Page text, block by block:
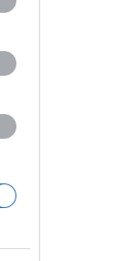
(Tomac)
Forța Dreptei (L.
PNȚMM
(Peia)
Acțiunea